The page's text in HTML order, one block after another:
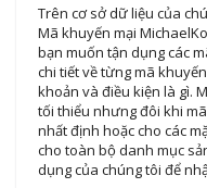
Trên cơ sở dữ liệu của
Mã khuyến mại
bạn muốn tận dụng các
chi tiết về từng mã
khoản và điều kiện là gì.
tối thiểu nhưng đôi khi
nhất định hoặc cho các
cho toàn bộ danh mục
dụng của chúng tôi để